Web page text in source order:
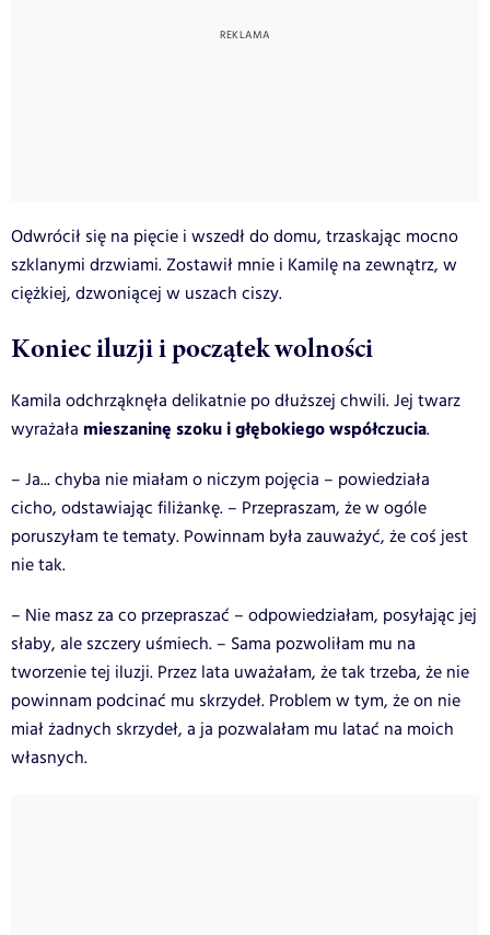
Odwrócił się na pięcie i wszedł do domu, trzaskając mocno
szklanymi drzwiami. Zostawił mnie i Kamilę na zewnątrz, w
ciężkiej, dzwoniącej w uszach ciszy.
Koniec iluzji i początek wolności
Kamila odchrząknęła delikatnie po dłuższej chwili. Jej twarz
wyrażała mieszaninę szoku i głębokiego współczucia.
– Ja... chyba nie miałam o niczym pojęcia – powiedziała
cicho, odstawiając filiżankę. – Przepraszam, że w ogóle
poruszyłam te tematy. Powinnam była zauważyć, że coś jest
nie tak.
– Nie masz za co przepraszać – odpowiedziałam, posyłając jej
słaby, ale szczery uśmiech. – Sama pozwoliłam mu na
tworzenie tej iluzji. Przez lata uważałam, że tak trzeba, że nie
powinnam podcinać mu skrzydeł. Problem w tym, że on nie
miał żadnych skrzydeł, a ja pozwalałam mu latać na moich
własnych.